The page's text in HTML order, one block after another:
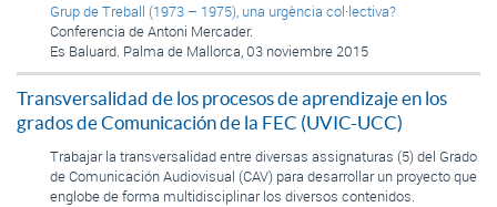
Grup de Treball (1973 – 1975), una urgència col·lectiva?
Conferencia de Antoni Mercader.
Es Baluard. Palma de Mallorca, 03 noviembre 2015
Transversalidad de los procesos de aprendizaje en los
grados de Comunicación de la FEC (UVIC-UCC)
Trabajar la transversalidad entre diversas assignaturas (5) del Grado
de Comunicación Audiovisual (CAV) para desarrollar un proyecto que
englobe de forma multidisciplinar los diversos contenidos.